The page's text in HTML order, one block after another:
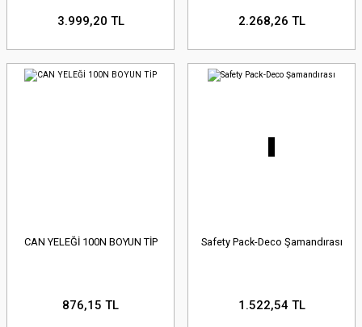
3.999,20 TL 2.268,26 TL
CAN YELEĞİ 100N BOYUN TİP
876,15 TL
Safety Pack-Deco Şamandırası
1.522,54 TL